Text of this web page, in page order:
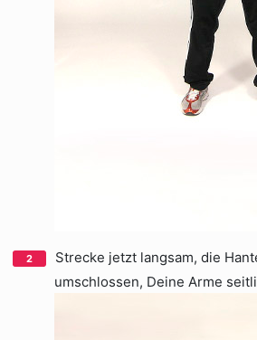
Strecke jetzt langsam, die
umschlossen, Deine Arme